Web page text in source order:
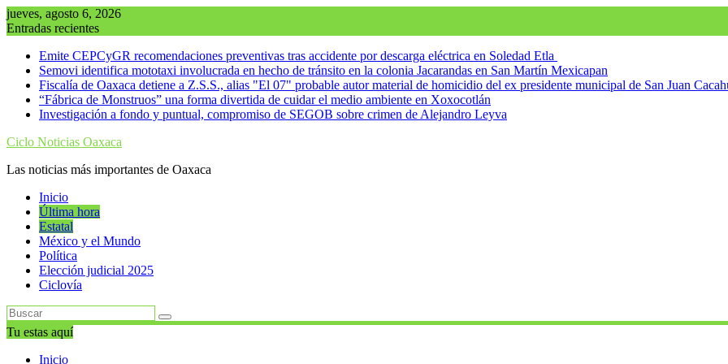
Saltar
al
jueves, agosto 6, 2026
Entradas recientes
Emite CEPCyGR recomendaciones preventivas tras accidente por descarga eléctrica en Soledad Etla
Semovi identifica mototaxi involucrada en hecho de tránsito en la colonia Jacarandas en San Martín Mexicapan
Fiscalía de Oaxaca detiene a Z.S.S., alias "El 07" probable autor material de homicidio del ex presidente municipal de San Juan
“Fábrica de Monstruos” una forma divertida de cuidar el medio ambiente en Xoxocotlán
Investigación a fondo y puntual, compromiso de SEGOB sobre crimen de Alejandro Leyva
Ciclo Noticias Oaxaca
Las noticias más importantes de Oaxaca
Inicio
Última hora
Estatal
México y el Mundo
Política
Elección judicial 2025
Ciclovía
Tu estas aquí
Inicio